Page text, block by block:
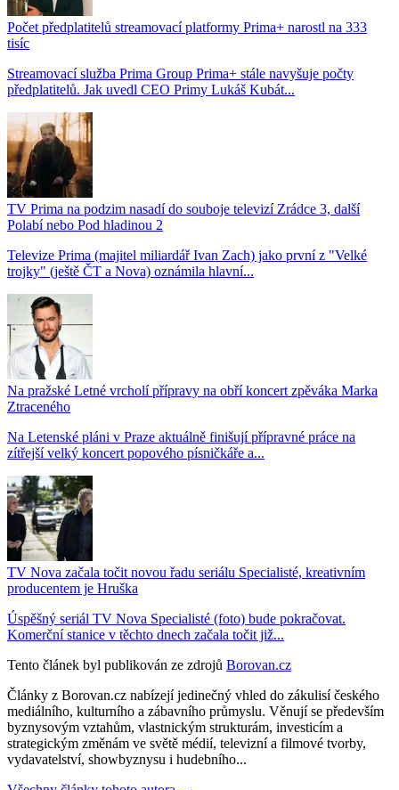
Počet předplatitelů streamovací platformy Prima+ narostl na 333
tisíc
Streamovací služba Prima Group Prima+ stále navyšuje počty
předplatitelů. Jak uvedl CEO Primy Lukáš Kubát...
TV Prima na podzim nasadí do souboje televizí Zrádce 3, další
Polabí nebo Pod hladinou 2
Televize Prima (majitel miliardář Ivan Zach) jako první z "Velké
trojky" (ještě ČT a Nova) oznámila hlavní...
Na pražské Letné vrcholí přípravy na obří koncert zpěváka Marka
Ztraceného
Na Letenské pláni v Praze aktuálně finišují přípravné práce na
zítřejší velký koncert popového písničkáře a...
TV Nova začala točit novou řadu seriálu Specialisté, kreativním
producentem je Hruška
Úspěšný seriál TV Nova Specialisté (foto) bude pokračovat.
Komerční stanice v těchto dnech začala točit již...
Tento článek byl publikován ze zdrojů Borovan.cz
Články z Borovan.cz nabízejí jedinečný vhled do zákulisí českého
mediálního, kulturního a zábavního průmyslu. Věnují se především
byznysovým vztahům, vlastnickým strukturám, investicím a
strategickým změnám ve světě médií, televizní a filmové tvorby,
vydavatelství, showbyznysu i hudebního...